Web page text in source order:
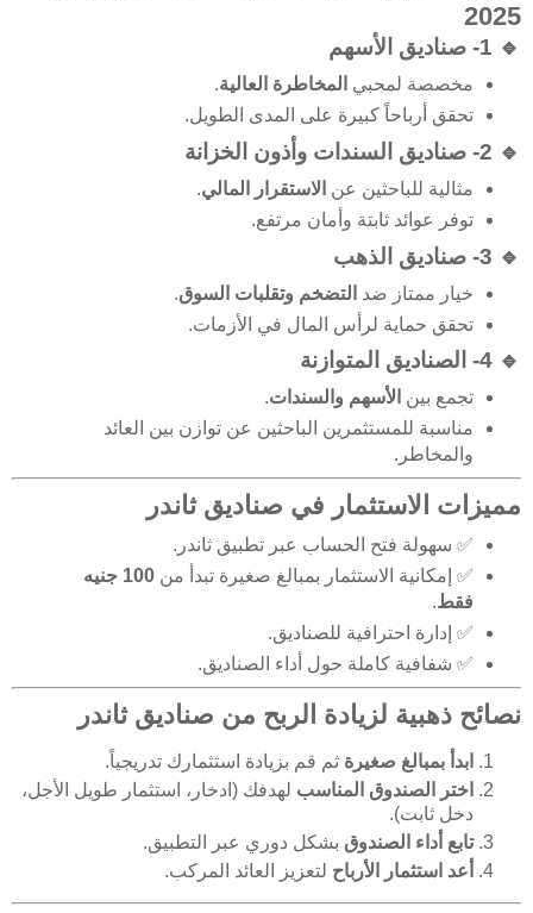
2025
🔹 1- صناديق الأسهم
مخصصة لمحبي المخاطرة العالية.
تحقق أرباحاً كبيرة على المدى الطويل.
🔹 2- صناديق السندات وأذون الخزانة
مثالية للباحثين عن الاستقرار المالي.
توفر عوائد ثابتة وأمان مرتفع.
🔹 3- صناديق الذهب
خيار ممتاز ضد التضخم وتقلبات السوق.
تحقق حماية لرأس المال في الأزمات.
🔹 4- الصناديق المتوازنة
تجمع بين الأسهم والسندات.
مناسبة للمستثمرين الباحثين عن توازن بين العائد
والمخاطر.
مميزات الاستثمار في صناديق ثاندر
✅ سهولة فتح الحساب عبر تطبيق ثاندر.
✅ إمكانية الاستثمار بمبالغ صغيرة تبدأ من
100 جنيه
فقط.
✅ إدارة احترافية للصناديق.
✅ شفافية كاملة حول أداء الصناديق.
نصائح ذهبية لزيادة الربح من صناديق ثاندر
ابدأ بمبالغ صغيرة ثم قم بزيادة استثمارك تدريجياً.
اختر الصندوق المناسب لهدفك (ادخار، استثمار طويل الأجل،
دخل ثابت).
تابع أداء الصندوق بشكل دوري عبر التطبيق.
أعد استثمار الأرباح لتعزيز العائد المركب.